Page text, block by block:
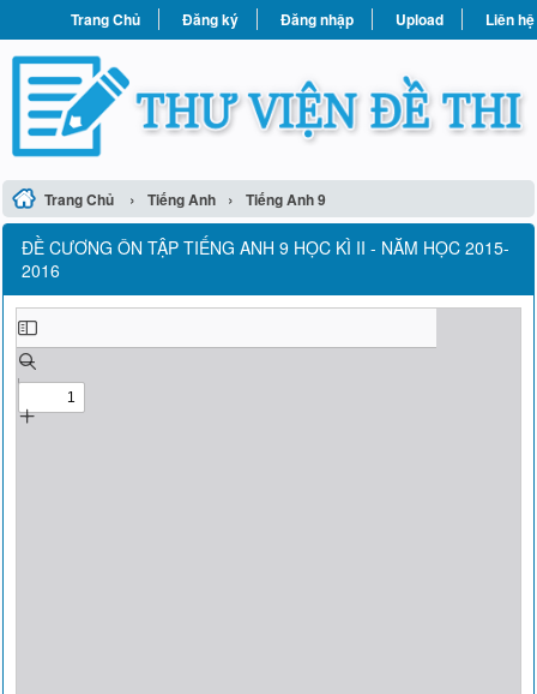
Trang Chủ Đăng ký Đăng nhập Upload Liên hệ
Trang Chủ › Tiếng Anh › Tiếng Anh 9
ĐỀ CƯƠNG ÔN TẬP TIẾNG ANH 9 HỌC KÌ II - NĂM HỌC 2015-
2016